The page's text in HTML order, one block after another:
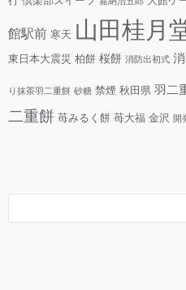
館駅前 寒天 山田桂月
東日本大震災 柏餅 桜餅 消防出初式
り抹茶羽二重餅 砂糖 禁煙 秋田県 羽二
二重餅 苺みるく餅 苺大福 金沢 開